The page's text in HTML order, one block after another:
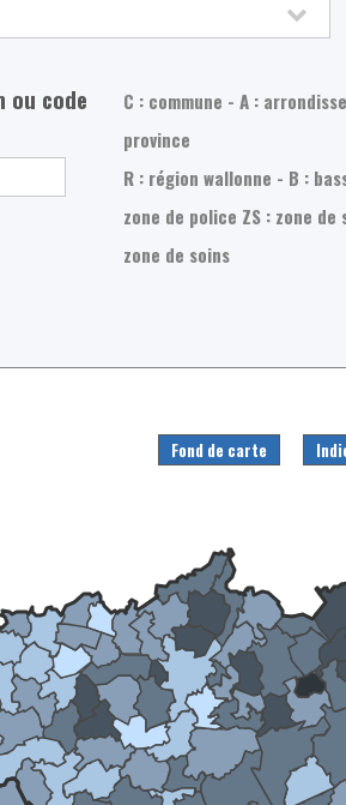
ou code
C : commune - A :
province
R : région wallonne - B :
zone de police ZS : zone de
zone de soins
Fond de carte